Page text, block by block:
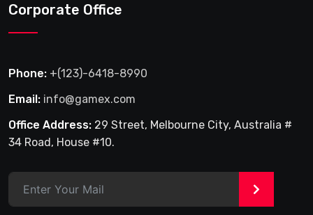
Corporate Office
Phone: +(123)-6418-8990
Email: info@gamex.com
Office Address: 29 Street, Melbourne City, Australia #
34 Road, House #10.
>